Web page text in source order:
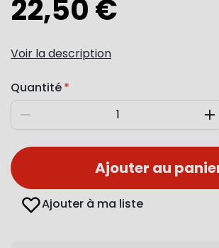
22,50 €
Voir la description
Quantité
Diminuer
Ajouter au
Ajouter à ma liste